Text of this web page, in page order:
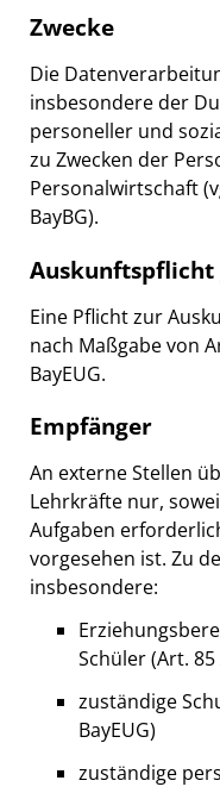
Zwecke
Die
insbesondere der
personeller und
zu Zwecken der
Personalwirtschaft
BayBG).
Auskunftspflicht
Eine Pflicht zur
nach Maßgabe von
BayEUG.
Empfänger
An externe Stellen
Lehrkräfte nur,
Aufgaben
vorgesehen ist. Zu
insbesondere:
Schüler (Art. 85
zuständige
BayEUG)
zuständige